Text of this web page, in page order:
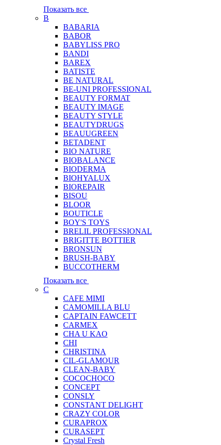
Показать все
B
BABARIA
BABOR
BABYLISS PRO
BANDI
BAREX
BATISTE
BE NATURAL
BE-UNI PROFESSIONAL
BEAUTY FORMAT
BEAUTY IMAGE
BEAUTY STYLE
BEAUTYDRUGS
BEAUUGREEN
BETADENT
BIO NATURE
BIOBALANCE
BIODERMA
BIOHYALUX
BIOREPAIR
BISOU
BLOOR
BOUTICLE
BOY'S TOYS
BRELIL PROFESSIONAL
BRIGITTE BOTTIER
BRONSUN
BRUSH-BABY
BUCCOTHERM
Показать все
C
CAFE MIMI
CAMOMILLA BLU
CAPTAIN FAWCETT
CARMEX
CHA U KAO
CHI
CHRISTINA
CIL-GLAMOUR
CLEAN-BABY
COCOCHOCO
CONCEPT
CONSLY
CONSTANT DELIGHT
CRAZY COLOR
CURAPROX
CURASEPT
Crystal Fresh